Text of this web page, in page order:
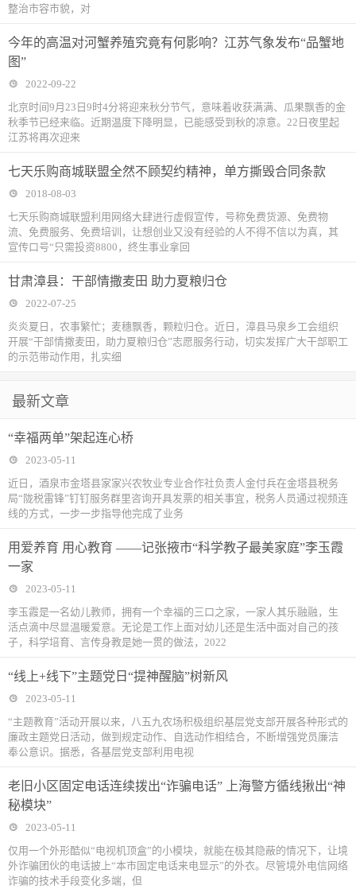
整治市容市貌，对
今年的高温对河蟹养殖究竟有何影响？江苏气象发布“品蟹地
图”
2022-09-22
北京时间9月23日9时4分将迎来秋分节气，意味着收获满满、瓜果飘香的金
秋季节已经来临。近期温度下降明显，已能感受到秋的凉意。22日夜里起
江苏将再次迎来
七天乐购商城联盟全然不顾契约精神，单方撕毁合同条款
2018-08-03
七天乐购商城联盟利用网络大肆进行虚假宣传，号称免费货源、免费物
流、免费服务、免费培训，让想创业又没有经验的人不得不信以为真，其
宣传口号“只需投资8800，终生事业拿回
甘肃漳县：干部情撒麦田 助力夏粮归仓
2022-07-25
炎炎夏日，农事繁忙；麦穗飘香，颗粒归仓。近日，漳县马泉乡工会组织
开展“干部情撒麦田，助力夏粮归仓”志愿服务行动，切实发挥广大干部职工
的示范带动作用，扎实细
最新文章
“幸福两单”架起连心桥
2023-05-11
近日，酒泉市金塔县家家兴农牧业专业合作社负责人金付兵在金塔县税务
局“陇税雷锋”钉钉服务群里咨询开具发票的相关事宜，税务人员通过视频连
线的方式，一步一步指导他完成了业务
用爱养育 用心教育 ——记张掖市“科学教子最美家庭”李玉霞
一家
2023-05-11
李玉霞是一名幼儿教师，拥有一个幸福的三口之家，一家人其乐融融，生
活点滴中尽显温暖爱意。无论是工作上面对幼儿还是生活中面对自己的孩
子，科学培育、言传身教是她一贯的做法，2022
“线上+线下”主题党日“提神醒脑”树新风
2023-05-11
“主题教育”活动开展以来，八五九农场积极组织基层党支部开展各种形式的
廉政主题党日活动，做到规定动作、自选动作相结合，不断增强党员廉洁
奉公意识。据悉，各基层党支部利用电视
老旧小区固定电话连续拨出“诈骗电话” 上海警方循线揪出“神
秘模块”
2023-05-11
仅用一个外形酷似“电视机顶盒”的小模块，就能在极其隐蔽的情况下，让境
外诈骗团伙的电话披上“本市固定电话来电显示”的外衣。尽管境外电信网络
诈骗的技术手段变化多端，但